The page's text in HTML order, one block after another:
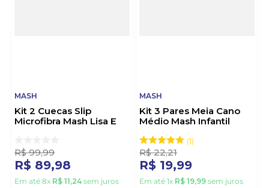
MASH
Kit 2 Cuecas Slip
Microfibra Mash Lisa E
R$ 99,99
R$ 89,98
Em até 8x R$ 11,24 sem juros
MASH
Kit 3 Pares Meia Cano
Médio Mash Infantil
1
R$ 22,21
R$ 19,99
Em até 1x R$ 19,99 sem juros